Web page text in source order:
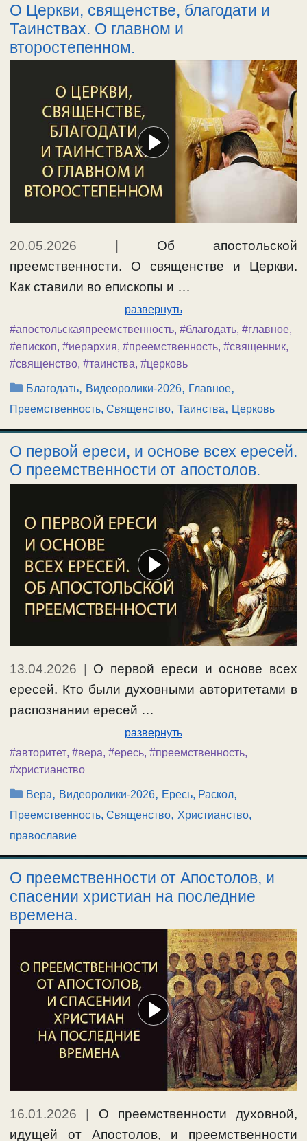
О Церкви, священстве, благодати и
Таинствах. О главном и
второстепенном.
20.05.2026
Об апостольской
преемственности. О священстве и Церкви.
Как ставили во епископы и …
развернуть
#апостольскаяпреемственность, #благодать, #главное,
#епископ, #иерархия, #преемственность, #священник,
#священство, #таинства, #церковь
Рубрики
Благодать, Видеоролики-2026, Главное,
Преемственность, Священство, Таинства, Церковь
О первой ереси, и основе всех ересей.
О преемственности от апостолов.
13.04.2026
О первой ереси и основе всех
ересей. Кто были духовными авторитетами в
распознании ересей …
развернуть
#авторитет, #вера, #ересь, #преемственность,
#христианство
Рубрики
Вера, Видеоролики-2026, Ересь, Раскол,
Преемственность, Священство, Христианство,
православие
О преемственности от Апостолов, и
спасении христиан на последние
времена.
16.01.2026
О преемственности духовной,
идущей от Апостолов, и преемственности